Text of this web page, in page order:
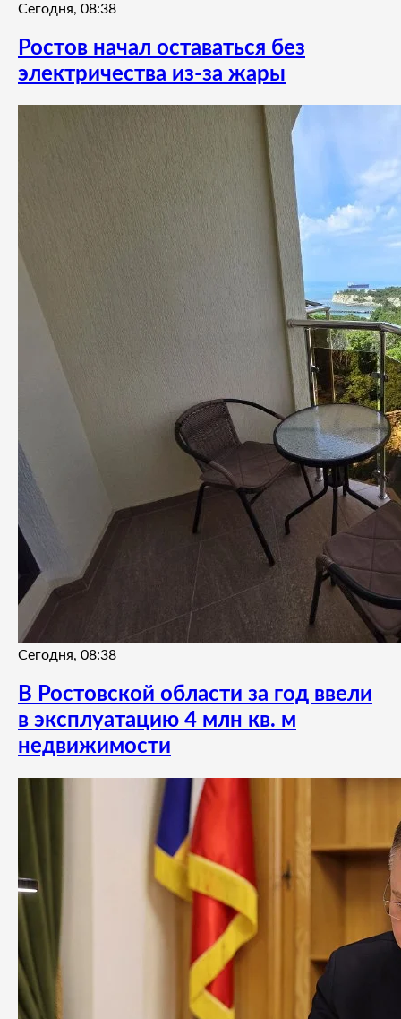
Сегодня, 08:38
Ростов начал оставаться без
электричества из-за жары
Сегодня, 08:38
В Ростовской области за год ввели
в эксплуатацию 4 млн кв. м
недвижимости